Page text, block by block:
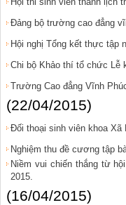
Đảng bộ trường cao đẳng
Hội nghị Tổng kết thực tập
Chi bộ Khảo thí tổ chức Lễ
Trường Cao đẳng Vĩnh
(22/04/2015)
Đối thoại sinh viên khoa Xã
Nghiệm thu đề cương tập
Niềm vui chiến thắng từ
2015.
(16/04/2015)